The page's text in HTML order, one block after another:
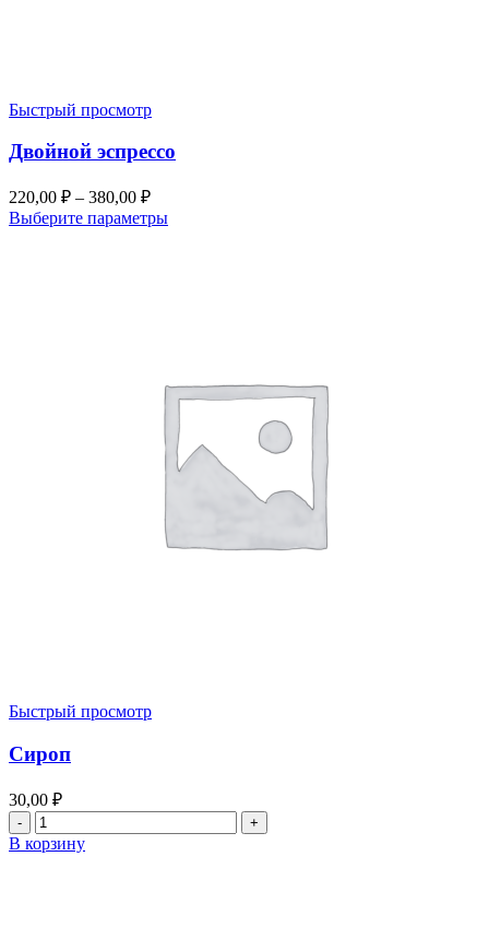
Быстрый просмотр
Двойной эспрессо
220,00 ₽ – 380,00 ₽
Выберите параметры
Быстрый просмотр
Сироп
30,00 ₽
Количество
товара
Сироп
В корзину